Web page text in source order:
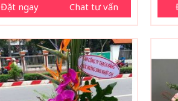
Đặt ngay
Chat tư vấn